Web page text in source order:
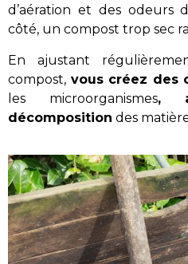
d’aération et des odeurs
côté, un compost trop sec
En ajustant
compost, vous créez des
les microorganismes,
décomposition des